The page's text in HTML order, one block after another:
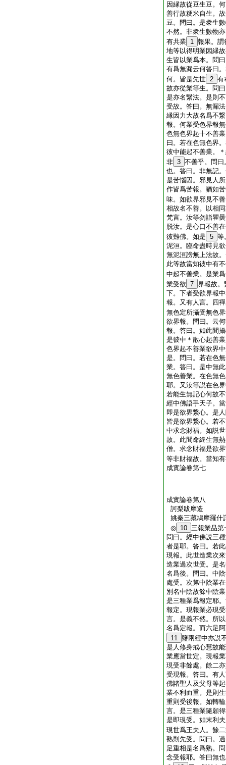
因縁故從豆生豆。
善行故粳米自生。
豆。問曰。是衆生
不然。非衆生數物
有共業 1 報果。謂
地等以得明業因縁
生皆以業爲本。問
有爲無漏云何答曰
何。皆是先世 2 有
故亦從業等生。問
是亦名繋法。是則
受故。答曰。無漏
縁因力大故名爲不
報。何業受色界報
色無色界起十不善
曰。若在色無色界
彼中能起不善業。
非 3 不善乎。問曰
也。答曰。非無記
是苦惱因。邪見人
作皆爲苦報。猶如
味。如欲界邪見不
相故名不善。以相
梵言。汝等勿詣瞿
脱汝。是心口不善
彼難佛。如是 5 等
泥洹。臨命盡時見
無泥洹謗無上法故
此等故當知彼中有
中起不善業。是業
業受欲 7 界報故。
下。下者受欲界報
報。又有人言。四
無色定所攝受無色
欲界報。問曰。云
報。答曰。如此間
是彼中＊散心起善
色界起不善業欲界
是。問曰。若在色
業。答曰。是中無
無色善業。在色無
耶。又汝等説在色
若能生無記心何故
經中佛語手天子。
即是欲界繋心。是
皆是欲界繋心。若
中求念財福。如説
故。此間命終生無
僧。求念財福是欲
等非財福故。當知
成實論卷第七
成實論卷第八
訶梨跋摩造
姚秦三藏鳩摩羅什
◎ 10 三報業品第
問曰。經中佛説三
者是耶。答曰。若
現報。此世造業次
造業過次世受。是
名爲後。問曰。中
處受。次第中陰業
別名中陰故餘中陰
是三種業爲報定耶
報定。現報業必現
言。是義不然。所
名爲定報。而六足
11 鹽兩經中亦説
是人修身戒心慧故
業應當世定。現報
現受非餘處。餘二
受現報。答曰。有
佛諸聖人及父母等
業不利而重。是則
重則受後報。如轉
言。是三種業隨願
是即現受。如末利
現世爲王夫人。餘
熟則先受。問曰。
足重相是名爲熟。
念受報耶。答曰無